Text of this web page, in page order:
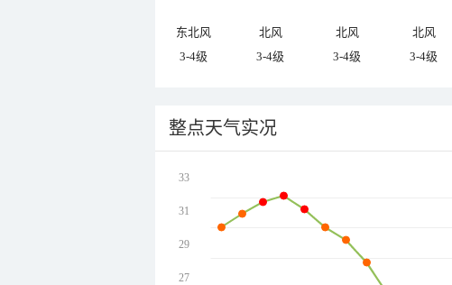
东北风 北风 北风 北风
3-4级
3-4级 3-4级 3-4级
整点天气实况
33
31
29
27